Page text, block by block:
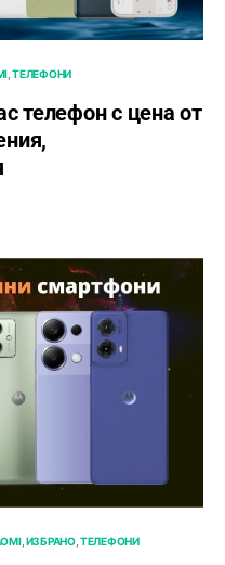
ТЕЛЕФОНИ
телефон с цена от
ИЗБРАНО ТЕЛЕФОНИ